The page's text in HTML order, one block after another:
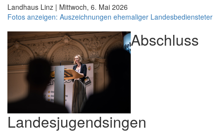
Landhaus Linz | Mittwoch, 6. Mai 2026
Fotos anzeigen: Auszeichnungen ehemaliger Landesbediensteter
Abschluss
Landesjugendsingen